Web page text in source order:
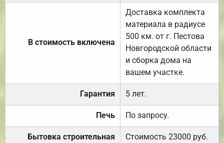
В стоимость включена
Доставка комплекта
материала в радиусе
500 км. от г. Пестова
Новгородской области
и сборка дома на
вашем участке.
Гарантия 5 лет.
Печь По запросу.
Бытовка строительная
Стоимость 23000 руб.